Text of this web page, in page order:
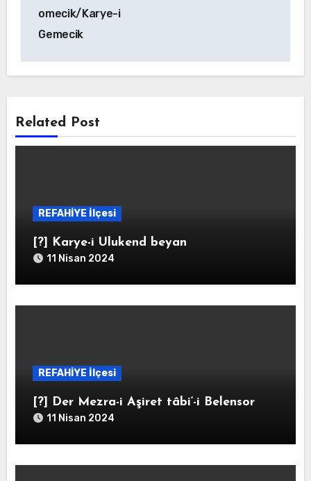
omecik/Karye-i
Gemecik
Related Post
REFAHİYE İlçesi
[?] Karye-i Ulukend beyan
11 Nisan 2024
REFAHİYE İlçesi
[?] Der Mezra-i Aşiret tâbi‘-i Belensor
11 Nisan 2024